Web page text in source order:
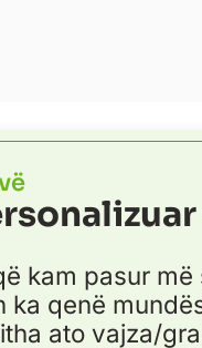
kam pasur
ka qenë
ato vajza/